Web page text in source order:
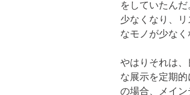
をしていたん
少なくなり、
なモノが少なく
やはりそれは
な展示を定期
の場合、メイ